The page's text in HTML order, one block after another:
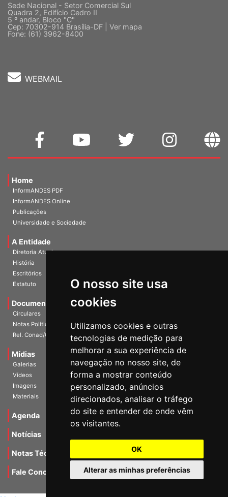
O nosso site usa
cookies
Utilizamos cookies e outras
tecnologias de medição para
melhorar a sua experiência de
navegação no nosso site, de
forma a mostrar conteúdo
personalizado, anúncios
direcionados, analisar o tráfego
do site e entender de onde vêm
os visitantes.
OK
Alterar as minhas preferências
Sede Nacional - Setor Comercial Sul
Quadra 2, Edifício Cedro II
5 º andar, Bloco "C"
Cep: 70302-914 Brasília-DF | Ver mapa
Fone: (61) 3962-8400
WEBMAIL
Home
InformANDES PDF
InformANDES Online
Publicações
Universidade e Sociedade
A Entidade
Diretoria Atual
História
Escritórios
Estatuto
Documentos
Circulares
Notas Políticas
Rel. Conad/Congresso
Mídias
Galerias
Vídeos
Imagens
Materiais
Agenda
Notícias
Notas Técnicas
Fale Conocsco